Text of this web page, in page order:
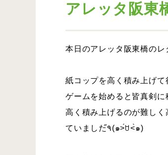
アレッタ阪東
本日のアレッタ阪東橋の
紙コップを高く積み上げ
ゲームを始めると皆真剣
高く積み上げるのが難し
ていました٩̋(๑˃́ꇴ˂̀๑)